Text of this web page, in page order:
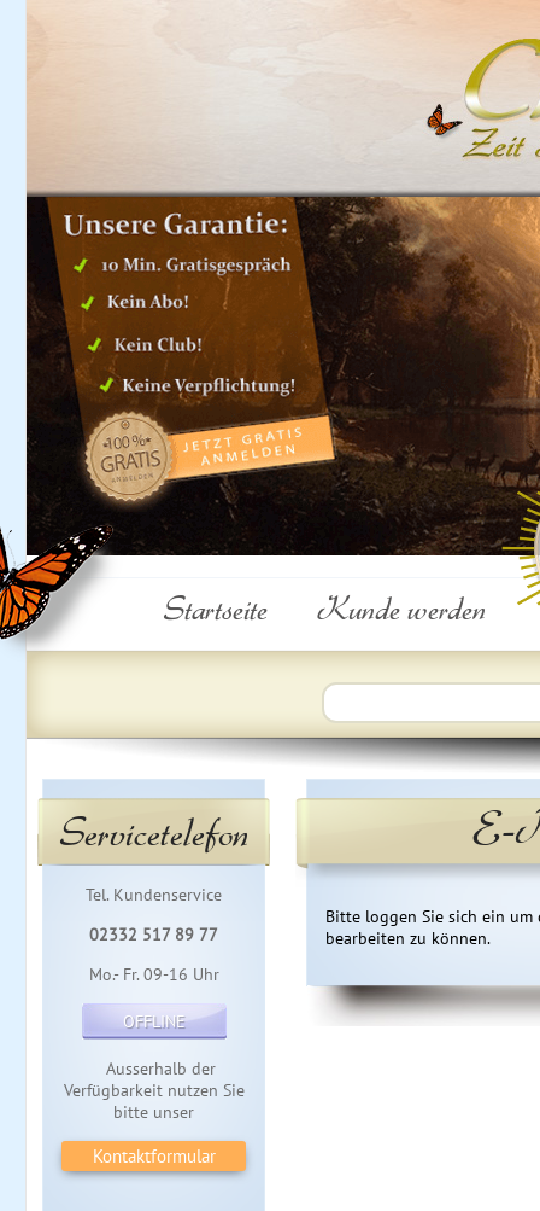
Startseite Kunde werden
Servicetelefon
Tel. Kundenservice
02332 517 89 77
Mo.- Fr. 09-16 Uhr
OFFLINE
Ausserhalb der
Verfügbarkeit nutzen Sie
bitte unser
Kontaktformular
E-
Bitte loggen Sie sich ein
bearbeiten zu können.